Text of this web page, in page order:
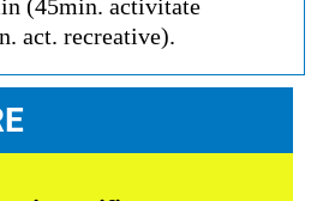
(45min. activitate
act. recreative).